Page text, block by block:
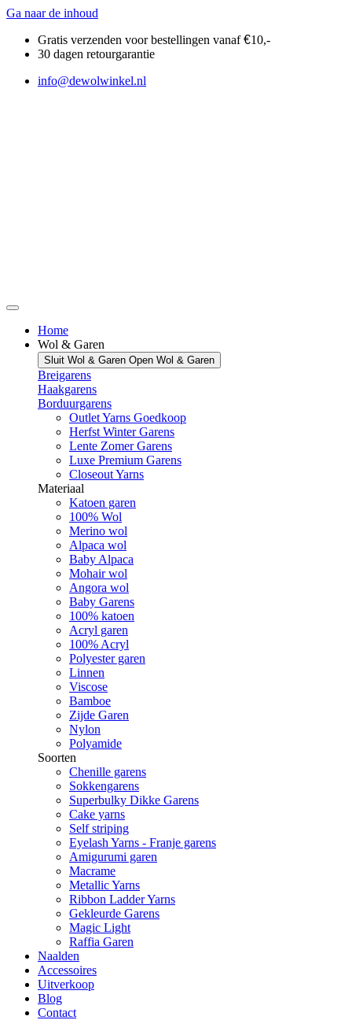
Ga naar de inhoud
Gratis verzenden voor bestellingen vanaf€10,-
30 dagen retourgarantie
info@dewolwinkel.nl
Home
Wol & Garen
Sluit Wol & Garen Open Wol & Garen
Breigarens
Haakgarens
Borduurgarens
Outlet Yarns Goedkoop
Herfst Winter Garens
Lente Zomer Garens
Luxe Premium Garens
Closeout Yarns
Materiaal
Katoen garen
100% Wol
Merino wol
Alpaca wol
Baby Alpaca
Mohair wol
Angora wol
Baby Garens
100% katoen
Acryl garen
100% Acryl
Polyester garen
Linnen
Viscose
Bamboe
Zijde Garen
Nylon
Polyamide
Soorten
Chenille garens
Sokkengarens
Superbulky Dikke Garens
Cake yarns
Self striping
Eyelash Yarns - Franje garens
Amigurumi garen
Macrame
Metallic Yarns
Ribbon Ladder Yarns
Gekleurde Garens
Magic Light
Raffia Garen
Naalden
Accessoires
Uitverkoop
Blog
Contact